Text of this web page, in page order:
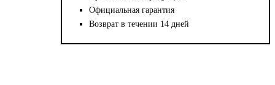
Официальная гарантия
Возврат в течении 14 дней